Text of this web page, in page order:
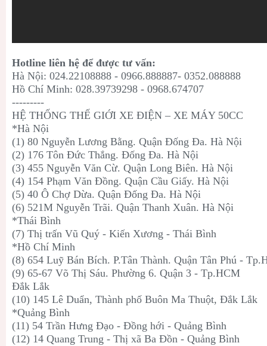
Hotline liên hệ để được tư vấn:
Hà Nội: 024.22108888 - 0966.888887- 0352.088888
Hồ Chí Minh: 028.39739298 - 0968.674707
---------
HỆ THỐNG THẾ GIỚI XE ĐIỆN – XE MÁY 50CC
*Hà Nội
(1) 80 Nguyễn Lương Bằng. Quận Đống Đa. Hà Nội
(2) 176 Tôn Đức Thắng. Đống Đa. Hà Nội
(3) 455 Nguyễn Văn Cừ. Quận Long Biên. Hà Nội
(4) 154 Phạm Văn Đồng. Quận Cầu Giấy. Hà Nội
(5) 40 Ô Chợ Dừa. Quận Đống Đa. Hà Nội
(6) 521M Nguyễn Trãi. Quận Thanh Xuân. Hà Nội
*Thái Bình
(7) Thị trấn Vũ Quý - Kiến Xương - Thái Bình
*Hồ Chí Minh
(8) 654 Luỹ Bán Bích. P.Tân Thành. Quận Tân Phú -
(9) 65-67 Võ Thị Sáu. Phường 6. Quận 3 - Tp.HCM
Đắk Lắk
(10) 145 Lê Duẩn, Thành phố Buôn Ma Thuột, Đắk Lắk
*Quảng Bình
(11) 54 Trần Hưng Đạo - Đồng hới - Quảng Bình
(12) 14 Quang Trung - Thị xã Ba Đồn - Quảng Bình